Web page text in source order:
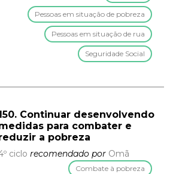
Pessoas em situação de pobreza
Pessoas em situação de rua
Seguridade Social
Continuar desenvolvendo
para combater e
a pobreza
ciclo recomendado por Omã
Combate à pobreza